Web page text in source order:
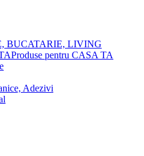
BUCATARIE, LIVING
Produse pentru CASA TA
Adezivi